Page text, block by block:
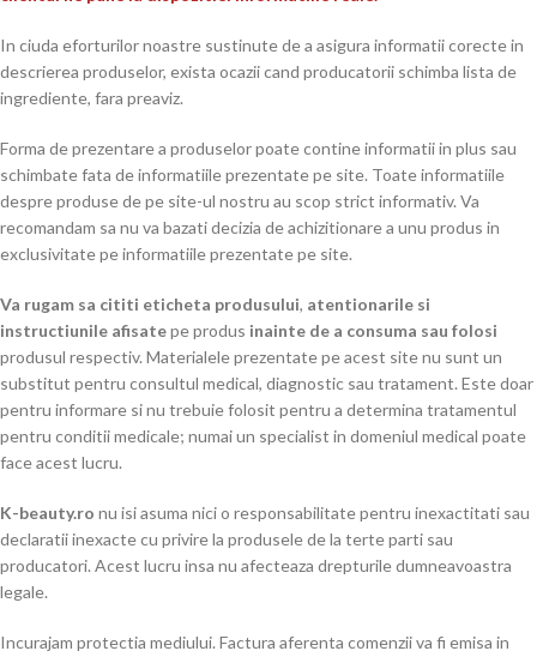
In ciuda eforturilor noastre sustinute de a asigura informatii corecte in
descrierea produselor, exista ocazii cand producatorii schimba lista de
ingrediente, fara preaviz.
Forma de prezentare a produselor poate contine informatii in plus sau
schimbate fata de informatiile prezentate pe site. Toate informatiile
despre produse de pe site-ul nostru au scop strict informativ. Va
recomandam sa nu va bazati decizia de achizitionare a unu produs in
exclusivitate pe informatiile prezentate pe site.
Va rugam sa cititi eticheta produsului, atentionarile si
instructiunile afisatepe produs inainte de a consuma sau folosi
produsul respectiv. Materialele prezentate pe acest site nu sunt un
substitut pentru consultul medical, diagnostic sau tratament. Este doar
pentru informare si nu trebuie folosit pentru a determina tratamentul
pentru conditii medicale; numai un specialist in domeniul medical poate
face acest lucru.
K-beauty.ro nu isi asuma nici o responsabilitate pentru inexactitati sau
declaratii inexacte cu privire la produsele de la terte parti sau
producatori. Acest lucru insa nu afecteaza drepturile dumneavoastra
legale.
Incurajam protectia mediului. Factura aferenta comenzii va fi emisa in